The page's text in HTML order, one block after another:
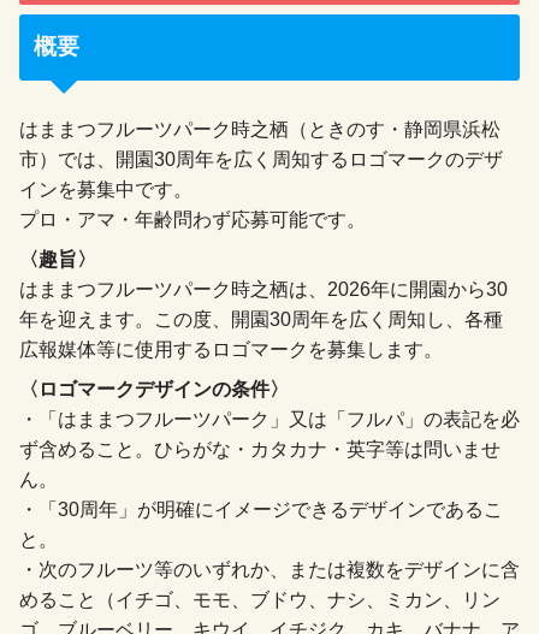
概要
はままつフルーツパーク時之栖（ときのす・静岡県浜松
市）では、開園30周年を広く周知するロゴマークのデザ
インを募集中です。
プロ・アマ・年齢問わず応募可能です。
〈趣旨〉
はままつフルーツパーク時之栖は、2026年に開園から30
年を迎えます。この度、開園30周年を広く周知し、各種
広報媒体等に使用するロゴマークを募集します。
〈ロゴマークデザインの条件〉
・「はままつフルーツパーク」又は「フルパ」の表記を必
ず含めること。ひらがな・カタカナ・英字等は問いませ
ん。
・「30周年」が明確にイメージできるデザインであるこ
と。
・次のフルーツ等のいずれか、または複数をデザインに含
めること（イチゴ、モモ、ブドウ、ナシ、ミカン、リン